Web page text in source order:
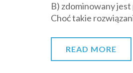
B) zdominowany
Choć takie
READ MORE